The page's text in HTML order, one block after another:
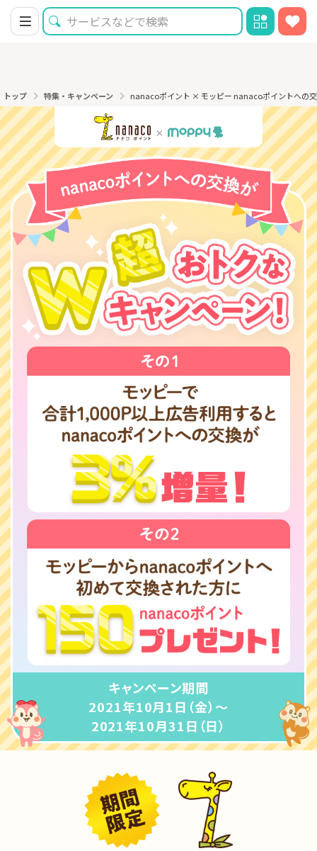
トップ 特集・キャンペーン nanacoポイント × モッピー nanacoポイントへの
キャンペーン期間
2021年10月1日（金）～
2021年10月31日（日）